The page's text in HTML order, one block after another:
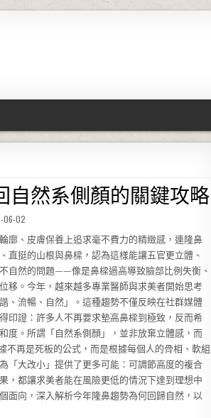
自然系側顏的關鍵攻略
DATE:
06-02
廓、皮膚保養上追求毫不費力的精緻感，連隆鼻
直挺的山根與鼻樑，認為這樣能讓五官更立體、
自然的問題——像是鼻樑過高導致臉部比例失衡、
移。今年，越來越多專業醫師與求美者開始思考
、流暢、自然」。這種趨勢不僅反映在社群媒體
印證：許多人不再要求墊高鼻樑到極致，反而希
度。所謂「自然系側顏」，並非放棄立體感，而
再是死板的公式，而是根據每個人的骨相、軟組
「大改小」提供了更多可能：可調節高度的複合
，都讓求美者能在風險更低的情況下達到理想中
面向，深入解析今年隆鼻趨勢為何回歸自然，以